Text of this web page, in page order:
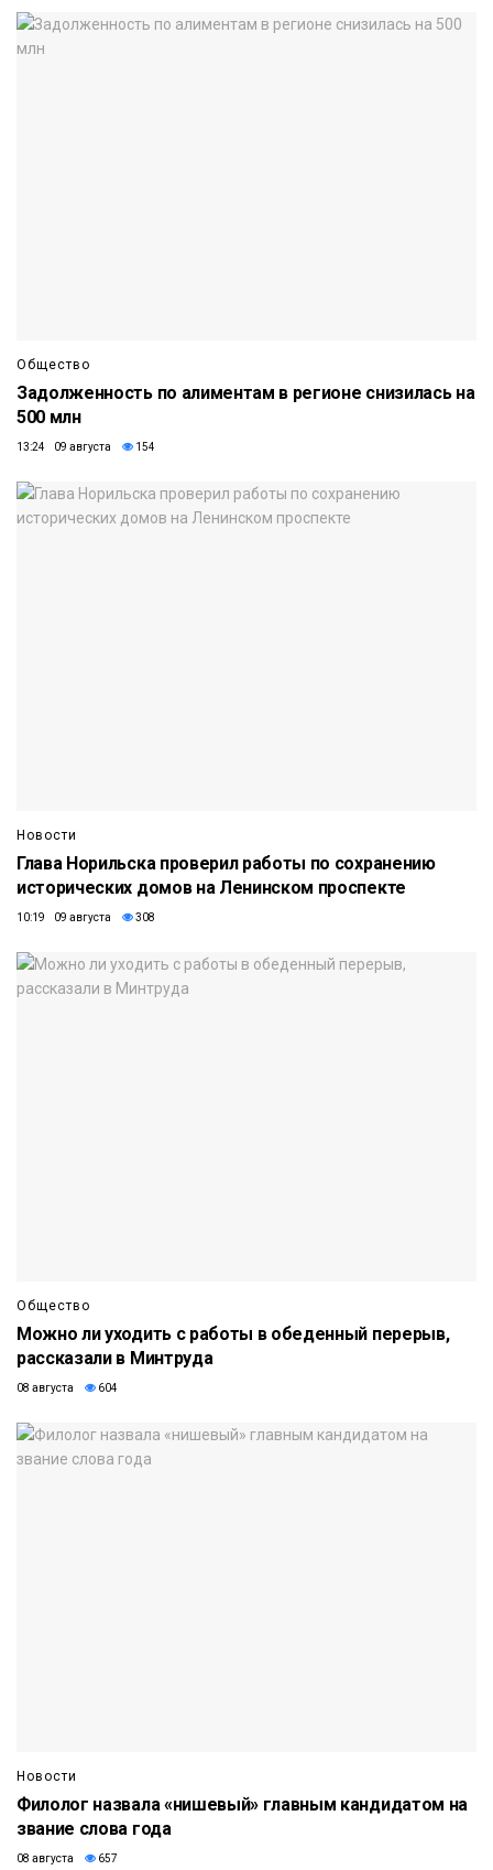
Общество
Задолженность по алиментам в регионе снизилась на
500 млн
13:24 09 августа 154
Новости
Глава Норильска проверил работы по сохранению
исторических домов на Ленинском проспекте
10:19 09 августа 308
Общество
Можно ли уходить с работы в обеденный перерыв,
рассказали в Минтруда
08 августа 604
Новости
Филолог назвала «нишевый» главным кандидатом на
звание слова года
08 августа 657